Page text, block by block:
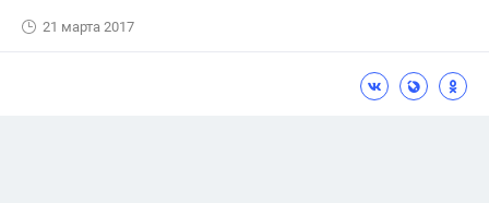
21 марта 2017